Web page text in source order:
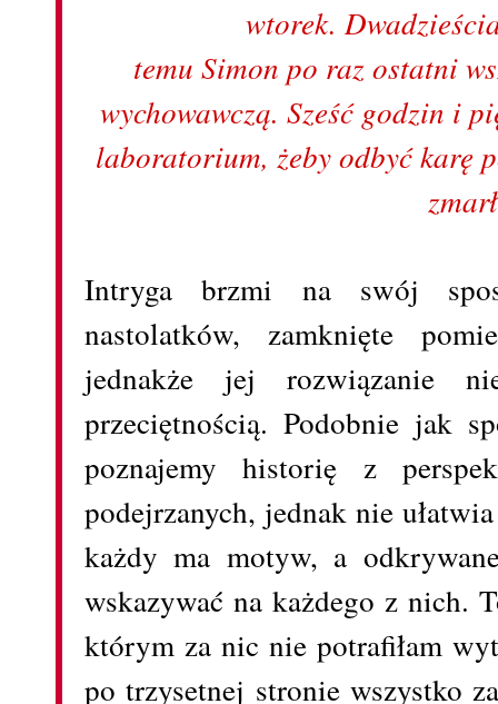
wtorek.
temu Simon po raz ostatni
wychowawczą. Sześć godzin i
laboratorium, żeby odbyć karę
Intryga brzmi na swój
nastolatków, zamknięte
jednakże jej rozwiązanie
przeciętnością. Podobnie jak
poznajemy historię z
podejrzanych, jednak nie
każdy ma motyw, a
wskazywać na każdego z nich.
którym za nic nie potrafiłam
po trzysetnej stronie wszystko